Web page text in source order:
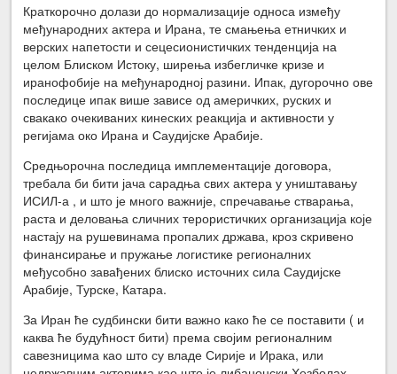
Краткорочно долази до нормализације односа између
међународних актера и Ирана, те смањења етничких и
верских напетости и сецесионистичких тенденција на
целом Блиском Истоку, ширења избегличке кризе и
иранофобије на међународној разини. Ипак, дугорочно ове
последице ипак више зависе од америчких, руских и
свакако очекиваних кинеских реакција и активности у
регијама око Ирана и Саудијске Арабије.
Средњорочна последица имплементације договора,
требала би бити јача сарадња свих актера у уништавању
ИСИЛ-а , и што је много важније, спречавање стварања,
раста и деловања сличних терористичких организација које
настају на рушевинама пропалих држава, кроз скривено
финансирање и пружање логистике регионалних
међусобно завађених блиско источних сила Саудијске
Арабије, Турске, Катара.
За Иран ће судбински бити важно како ће се поставити ( и
каква ће будућност бити) према својим регионалним
савезницима као што су владе Сирије и Ирака, или